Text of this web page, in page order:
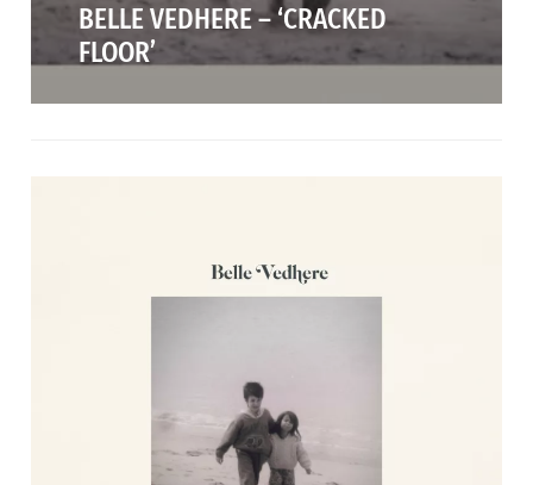
BELLE VEDHERE – ‘CRACKED
FLOOR’